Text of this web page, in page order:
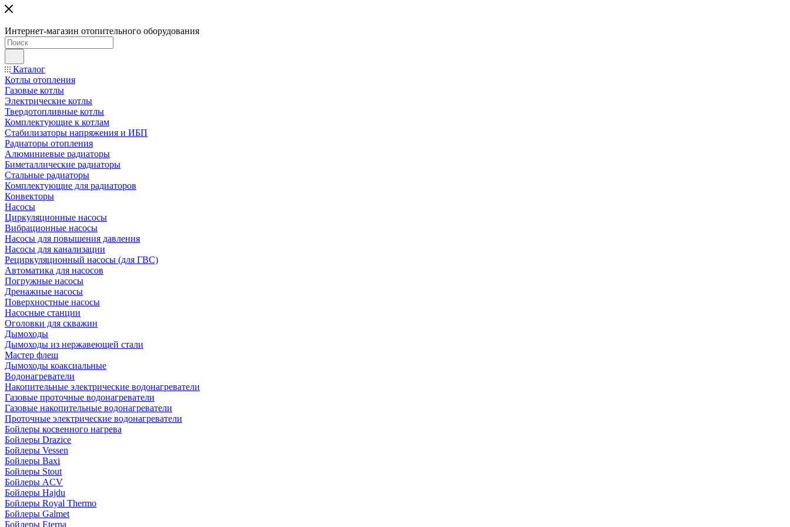
Интернет-магазин отопительного оборудования
Каталог
Котлы отопления
Газовые котлы
Электрические котлы
Твердотопливные котлы
Комплектующие к котлам
Стабилизаторы напряжения и ИБП
Радиаторы отопления
Алюминиевые радиаторы
Биметаллические радиаторы
Стальные радиаторы
Комплектующие для радиаторов
Конвекторы
Насосы
Циркуляционные насосы
Вибрационные насосы
Насосы для повышения давления
Насосы для канализации
Рециркуляционный насосы (для ГВС)
Автоматика для насосов
Погружные насосы
Дренажные насосы
Поверхностные насосы
Насосные станции
Оголовки для скважин
Дымоходы
Дымоходы из нержавеющей стали
Мастер флеш
Дымоходы коаксиальные
Водонагреватели
Накопительные электрические водонагреватели
Газовые проточные водонагреватели
Газовые накопительные водонагреватели
Проточные электрические водонагреватели
Бойлеры косвенного нагрева
Бойлеры Drazice
Бойлеры Vessen
Бойлеры Baxi
Бойлеры Stout
Бойлеры ACV
Бойлеры Hajdu
Бойлеры Royal Thermo
Бойлеры Galmet
Бойлеры Eterna